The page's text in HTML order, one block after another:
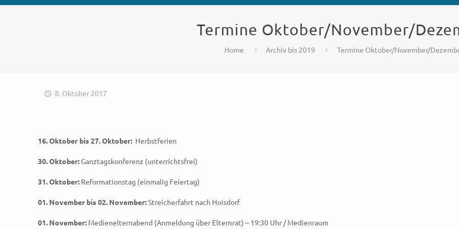
Termine Oktober/November/
Home Archiv bis 2019 Termine Oktober/November/
8. Oktober 2017
16. Oktober bis 27. Oktober: Herbstferien
30. Oktober:Ganztagskonferenz (unterrichtsfrei)
31. Oktober: Reformationstag (einmalig Feiertag)
01. November bis 02. November:Streicherfahrt nach Hoisdorf
01. November: Medienelternabend (Anmeldung über Elternrat) – 19:30 Uhr / Medienraum